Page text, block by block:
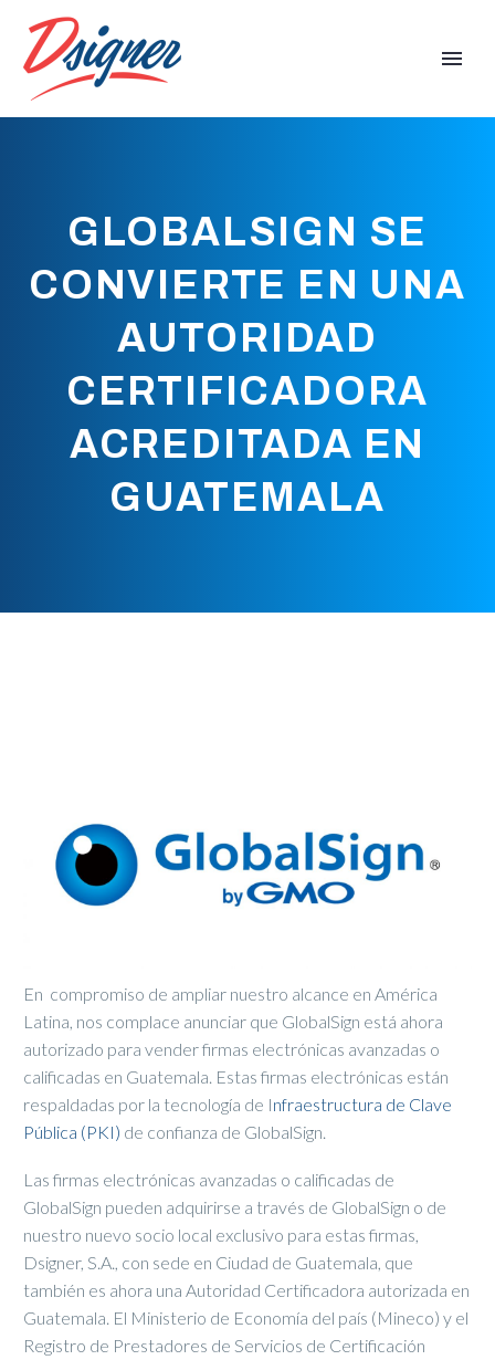
GLOBALSIGN SE
CONVIERTE EN UNA
AUTORIDAD
CERTIFICADORA
ACREDITADA EN
GUATEMALA
En compromiso de ampliar nuestro alcance en América
Latina, nos complace anunciar que GlobalSign está ahora
autorizado para vender firmas electrónicas avanzadas o
calificadas en Guatemala. Estas firmas electrónicas están
respaldadas por la tecnología de Infraestructura de Clave
Pública (PKI) de confianza de GlobalSign.
Las firmas electrónicas avanzadas o calificadas de
GlobalSign pueden adquirirse a través de GlobalSign o de
nuestro nuevo socio local exclusivo para estas firmas,
Dsigner, S.A., con sede en Ciudad de Guatemala, que
también es ahora una Autoridad Certificadora autorizada en
Guatemala. El Ministerio de Economía del país (Mineco) y el
Registro de Prestadores de Servicios de Certificación